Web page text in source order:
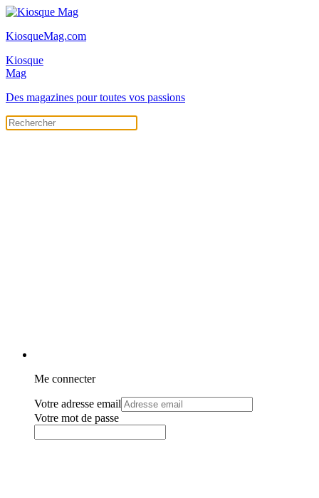
KiosqueMag.com
Kiosque
Mag
Des magazines pour toutes vos passions
Me connecter
Votre adresse email
Votre mot de passe